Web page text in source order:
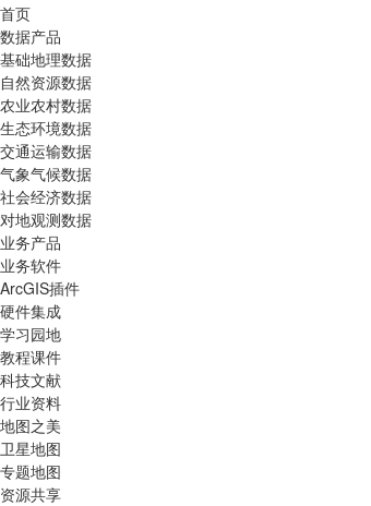
首页
数据产品
基础地理数据
自然资源数据
农业农村数据
生态环境数据
交通运输数据
气象气候数据
社会经济数据
对地观测数据
业务产品
业务软件
ArcGIS插件
硬件集成
学习园地
教程课件
科技文献
行业资料
地图之美
卫星地图
专题地图
资源共享